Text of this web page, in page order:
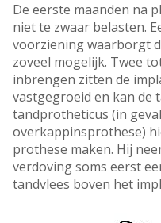
De eerste maanden na
niet te zwaar belasten.
voorziening waarborgt
zoveel mogelijk. Twee
inbrengen zitten de
vastgegroeid en kan de
tandprotheticus (in
overkappinsprothese)
prothese maken. Hij
verdoving soms eerst
tandvlees boven het